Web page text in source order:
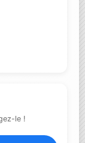
le !